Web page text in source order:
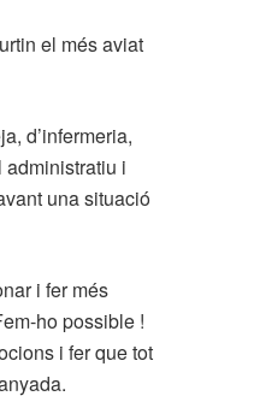
el més aviat
d’infermeria,
administratiu i
una situació
i fer més
ho possible !
i fer que tot